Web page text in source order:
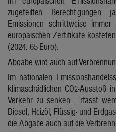
zugeteilten
Emissionen schrittweise
europäischen Zertifikate
(2024: 65 Euro).
Abgabe wird auch auf
Im nationalen
klimaschädlichen CO2-Ausstoß
Verkehr zu senken. Erfasst
Diesel, Heizöl, Flüssig- und
die Abgabe auch auf die